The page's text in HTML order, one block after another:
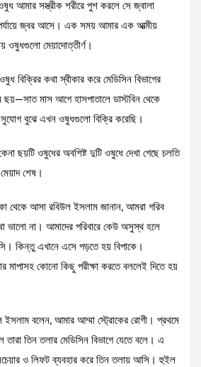
আমার সস্ত্রীক শরীরে পুশ করলে সে জ্বালা
জ্বর আসে। এক সময় আমার এক আত্মীয়
ওষুধগুলো মেয়াদোত্তীর্ণ।
বিক্রির কথা স্বীকার করে মেডিসিন বিভাগের
ছয়—সাত মাস আগে হাসপাতালে ডাস্টবিন থেকে
বুঝে এখন ওষুধগুলো বিক্রি করেছি।
ছয়টি ওষুধের অবশিষ্ট দুটি ওষুধে দেখা গেছে চলতি
শেষ।
থেকে আসা রবিউল ইসলাম জানান, আমরা গরিব
ভালো না। আমাদের পরিবারে কেউ অসুস্থ হলে
কিন্তু এখানে এসে পড়তে হয় বিপাকে।
মাপাসহ কোনো কিছু পরীক্ষা করতে বললেই দিতে হয়
বলেন, আমার আম্মা স্ট্রোকের রোগী। প্রথমে
তিন তলার মেডিসিন বিভাগে যেতে বলে। এ
ও লিফট ব্যবহার করে তিন তলায় আসি। হুইল